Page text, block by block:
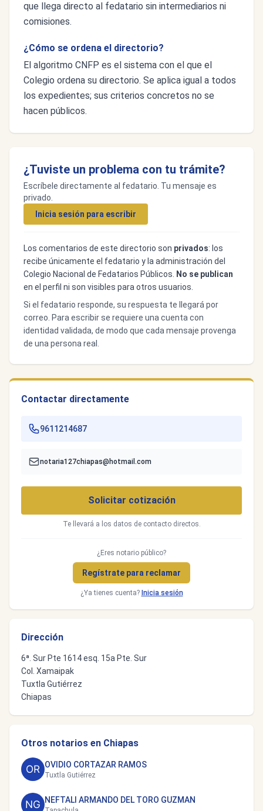
que llega directo al fedatario sin intermediarios ni
comisiones.
¿Cómo se ordena el directorio?
El algoritmo CNFP es el sistema con el que el
Colegio ordena su directorio. Se aplica igual a todos
los expedientes; sus criterios concretos no se
hacen públicos.
¿Tuviste un problema con tu trámite?
Escríbele directamente al fedatario. Tu mensaje es
privado.
Inicia sesión para escribir
Los comentarios de este directorio son privados: los
recibe únicamente el fedatario y la administración del
Colegio Nacional de Fedatarios Públicos.
No se publican
en el perfil ni son visibles para otros usuarios.
Si el fedatario responde, su respuesta te llegará por
correo. Para escribir se requiere una cuenta con
identidad validada, de modo que cada mensaje provenga
de una persona real.
Contactar directamente
9611214687
notaria127chiapas@hotmail.com
Solicitar cotización
Te llevará a los datos de contacto directos.
¿Eres notario público?
Regístrate para reclamar
¿Ya tienes cuenta? Inicia sesión
Dirección
6ª. Sur Pte 1614 esq. 15a Pte. Sur
Col. Xamaipak
Tuxtla Gutiérrez
Chiapas
Otros notarios en Chiapas
OVIDIO CORTAZAR RAMOS
Tuxtla Gutiérrez
NEFTALI ARMANDO DEL TORO GUZMAN